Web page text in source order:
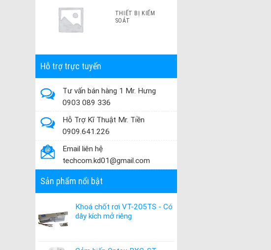
THIẾT BỊ KIỂM
SOÁT
Hỗ trợ trực tuyến
Tư vấn bán hàng 1 Mr. Hưng
0903 089 336
Hỗ Trợ Kĩ Thuật Mr. Tiền
0909.641.226
Email liên hệ
techcom.kd01@gmail.com
Sản phẩm nổi bật
Khoá chốt rơi VT-205TS - Có
dây kích mở riêng